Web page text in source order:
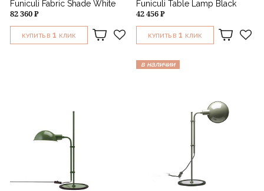
Funiculi Fabric Shade White
82 360 ₽
КУПИТЬ В 1 КЛИК
Funiculi Table Lamp Black
42 456 ₽
КУПИТЬ В 1 КЛИК
в наличии